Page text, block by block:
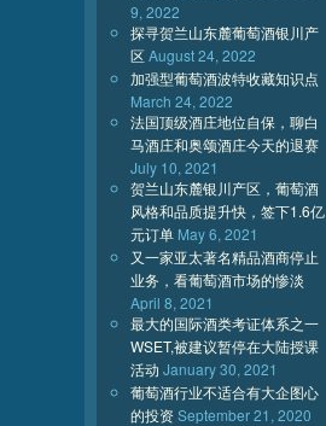
9, 2022
探寻贺兰山东麓葡萄酒银川产
区August 24, 2022
加强型葡萄酒波特收藏知识点
March 24, 2022
法国顶级酒庄地位自保，聊白
马酒庄和奥颂酒庄今天的退赛
July 10, 2021
贺兰山东麓银川产区，葡萄酒
风格和品质提升快，签下1.6亿
元订单 May 6, 2021
又一家亚太著名精品酒商停止
业务，看葡萄酒市场的惨淡
April 8, 2021
最大的国际酒类考证体系之一
WSET,被建议暂停在大陆授课
活动 January 30, 2021
葡萄酒行业不适合有大企图心
的投资September 21, 2020